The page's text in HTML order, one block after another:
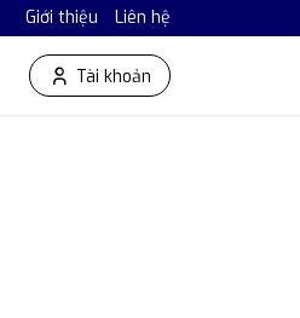
Giới thiệu Liên hệ
Tài khoản